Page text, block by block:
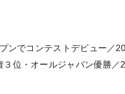
ンでコンテストデビュー／
３位・オールジャパン優勝／